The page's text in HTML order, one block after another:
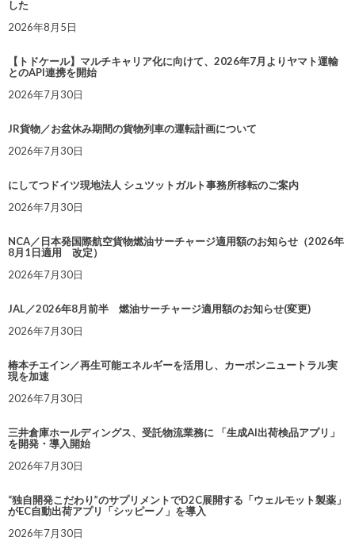
した
2026年8月5日
【トドケール】マルチキャリア化に向けて、2026年7月よりヤマト運輸
とのAPI連携を開始
2026年7月30日
JR貨物／お盆休み期間の貨物列車の運転計画について
2026年7月30日
にしてつドイツ現地法人 シュツットガルト事務所移転のご案内
2026年7月30日
NCA／日本発国際航空貨物燃油サーチャージ適用額のお知らせ（2026年
8月1日適用 改定）
2026年7月30日
JAL／2026年8月前半 燃油サーチャージ適用額のお知らせ(変更)
2026年7月30日
椿本チエイン／再生可能エネルギーを活用し、カーボンニュートラル実
現を加速
2026年7月30日
三井倉庫ホールディングス、受託物流業務に 「生成AI出荷検品アプリ」
を開発・導入開始
2026年7月30日
“独自開発こだわり”のサプリメントでD2C展開する「ウェルモット製薬」
がEC自動出荷アプリ「シッピーノ」を導入
2026年7月30日